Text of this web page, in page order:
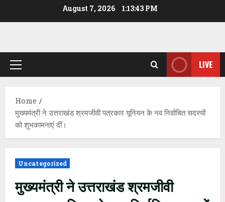
August 7, 2026 1:13:43 PM
Primary
LIVE
Home
मुख्यमंत्री ने उत्तराखंड श्रमजीवी पत्रकार यूनियन के नव निर्वाचित सदस्यों
को शुभकामनाएं दीं।
Uncategorized
मुख्यमंत्री ने उत्तराखंड श्रमजीवी